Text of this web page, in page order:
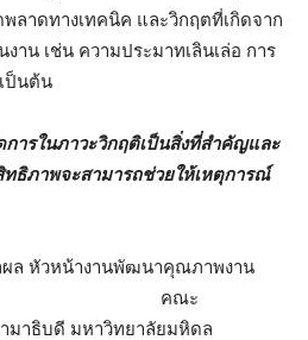
ลาดทางเทคนิค และวิกฤตที่เกิดจาก
าน เช่น ความประมาทเลินเล่อ การ
ป็นต้น
ารในภาวะวิกฤติเป็นสิ่งที่สำคัญและ
ธิภาพจะสามารถช่วยให้เหตุการณ์
ผล หัวหน้างานพัฒนาคุณภาพงาน
ะ
มาธิบดี มหาวิทยาลัยมหิดล